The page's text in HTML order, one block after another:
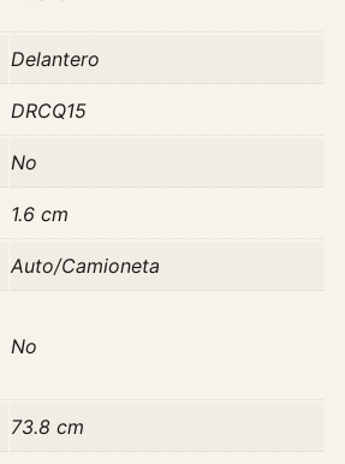
Delantero
DRCQ15
No
1.6 cm
Auto/Camioneta
No
73.8 cm